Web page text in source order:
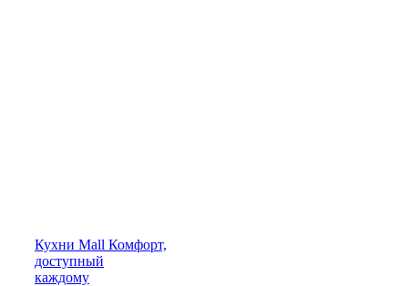
Кухни Mall Комфорт,
доступный
каждому